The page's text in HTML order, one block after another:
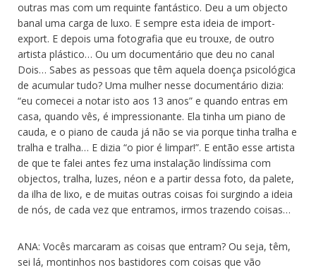
outras mas com um requinte fantástico. Deu a um objecto
banal uma carga de luxo. E sempre esta ideia de import-
export. E depois uma fotografia que eu trouxe, de outro
artista plástico… Ou um documentário que deu no canal
Dois… Sabes as pessoas que têm aquela doença psicológica
de acumular tudo? Uma mulher nesse documentário dizia:
“eu comecei a notar isto aos 13 anos” e quando entras em
casa, quando vês, é impressionante. Ela tinha um piano de
cauda, e o piano de cauda já não se via porque tinha tralha e
tralha e tralha… E dizia “o pior é limpar!”. E então esse artista
de que te falei antes fez uma instalação lindíssima com
objectos, tralha, luzes, néon e a partir dessa foto, da palete,
da ilha de lixo, e de muitas outras coisas foi surgindo a ideia
de nós, de cada vez que entramos, irmos trazendo coisas…
ANA: Vocês marcaram as coisas que entram? Ou seja, têm,
sei lá, montinhos nos bastidores com coisas que vão